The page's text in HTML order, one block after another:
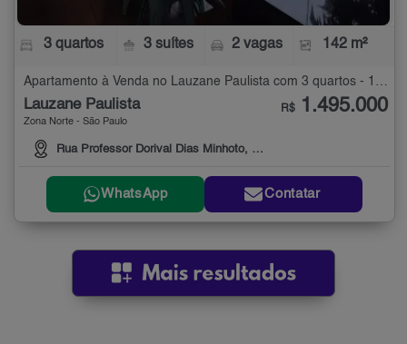
3 quartos 3 suítes 2 vagas 142 m²
Apartamento à Venda no Lauzane Paulista com 3 quartos - 142 m²
Lauzane Paulista
Zona Norte - São Paulo
Rua Professor Dorival Dias Minhoto, 240
R$ 1.495.000
WhatsApp Contatar